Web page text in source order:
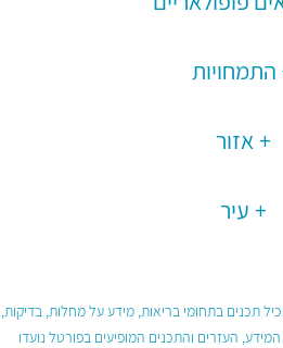
התמחויות
אזור
עיר
תכנים בתחומי בריאות, מידע על מחלות, בדיקות,
העזרים והתכנים המופיעים בפורטל נועדו